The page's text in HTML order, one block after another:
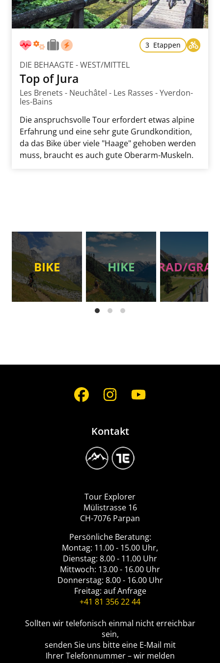
3 Etappen
DIE BEHAAGTE - WEST/MITTEL
Top of Jura
Les Brenets - Neuchâtel - Les Rasses - Yverdon-
les-Bains
Die anspruchsvolle Tour erfordert etwas alpine
Erfahrung und eine sehr gute Grundkondition,
da das Bike über viele "Haage" gehoben werden
muss, braucht es auch gute Oberarm-Muskeln.
BIKE HIKE RAD/
Social
Media
Kontakt
Image
ExplorerTour Explorer
Mülistrasse 16
CH-7076 Parpan
Persönliche Beratung:
Montag: 11.00 - 15.00 Uhr,
Dienstag: 8.00 - 11.00 Uhr
Mittwoch: 13.00 - 16.00 Uhr
Donnerstag: 8.00 - 16.00 Uhr
Freitag: auf Anfrage
+41 81 356 22 44
Sollten wir telefonisch einmal nicht erreichbar
sein,
senden Sie uns bitte eine E-Mail mit
Ihrer Telefonnummer – wir melden